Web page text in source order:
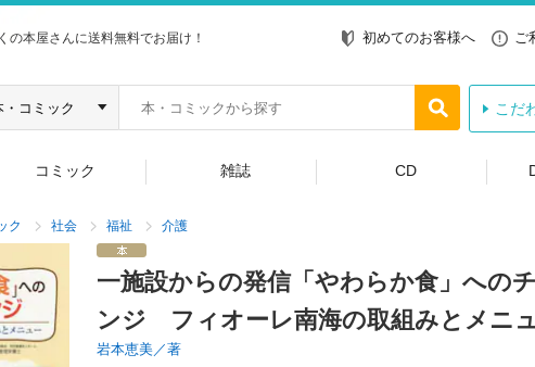
の本屋さんに送料無料でお届け！ 初めてのお客様へ ご
こだ
コミック 雑誌 CD
ク 社会 福祉 介護
一施設からの発信「やわらか食」への
ンジ フィオーレ南海の取組みとメニ
岩本恵美／著